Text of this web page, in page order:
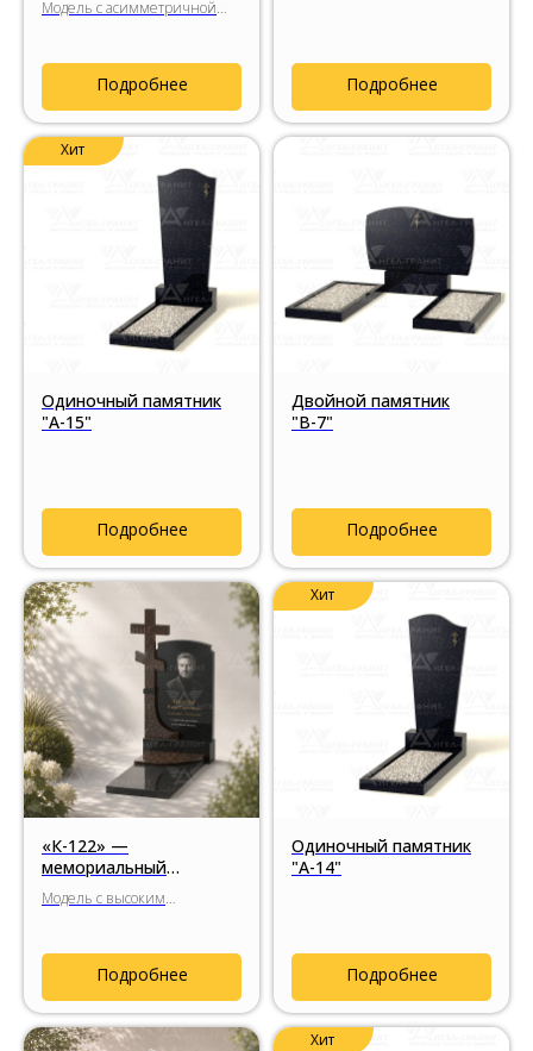
пластичной формой
Модель с асимметричной
гранита.
Подробнее Подробнее
Хит
Одиночный памятник
"А-15"
Подробнее
Двойной памятник
"В-7"
Подробнее
«К-122» —
мемориальный
комплекс с выверенной
композицией и
крестом
Модель с высоким
стелы и цельной
религиозной композицией с
радиусными элементами
основания.
Подробнее
Хит
Одиночный памятник
"А-14"
Подробнее
Хит